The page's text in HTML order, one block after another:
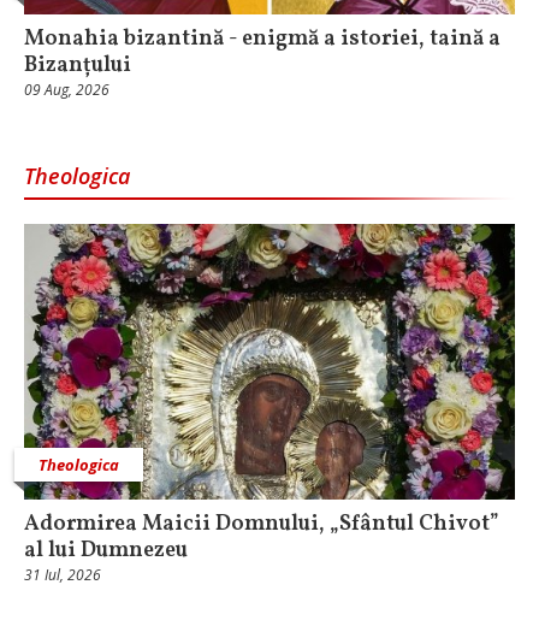
Monahia bizantină - enigmă a istoriei, taină a
Bizanțului
09 Aug, 2026
Theologica
Theologica
Adormirea Maicii Domnului, „Sfântul Chivot”
al lui Dumnezeu
31 Iul, 2026